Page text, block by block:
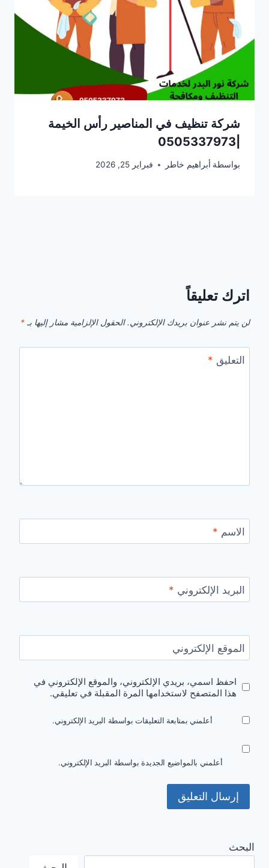
شركة تنظيف في المناصير رأس الخيمة
بواسطة أبراهيم خاطر فبراير 25, 2026
اترك تعليقاً
لن يتم نشر عنوان بريدك الإلكتروني. الحقول الإلزامية مشار إليها بـ *
التعليق *
الاسم *
البريد الإلكتروني *
الموقع الإلكتروني
احفظ اسمي، بريدي الإلكتروني، والموقع الإلكتروني في
هذا المتصفح لاستخدامها المرة المقبلة في تعليقي.
أعلمني بمتابعة التعليقات بواسطة البريد الإلكتروني.
أعلمني بالمواضيع الجديدة بواسطة البريد الإلكتروني.
البحث